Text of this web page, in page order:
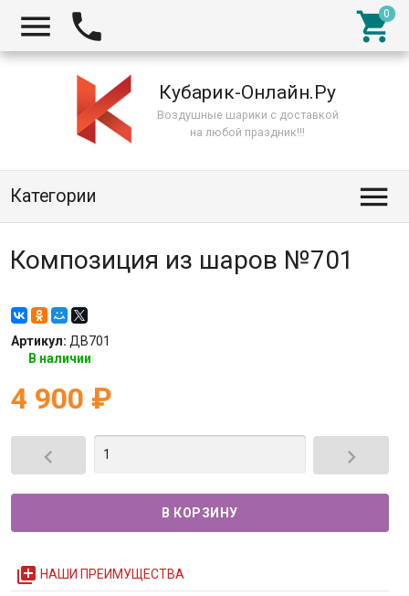
  
Кубарик-Онлайн.Ру
Воздушные шарики с доставкой
на любой праздник!!!
Категории 
Композиция из шаров №701
Артикул: ДВ701
В наличии
4 900 ₽
 
queue НАШИ ПРЕИМУЩЕСТВА